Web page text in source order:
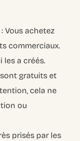
: Vous achetez
commerciaux.
les a créés.
sont gratuits et
cela ne
ou
prisés par les